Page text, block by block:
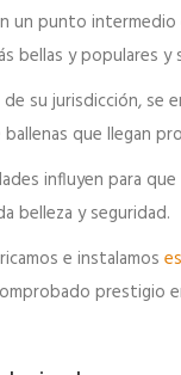
un punto
bellas y populares
su jurisdicción, se
que llegan
influyen para que
belleza y seguridad.
e instalamos
prestigio